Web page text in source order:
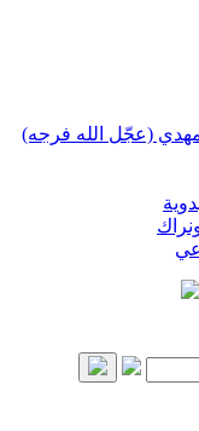
(عجّل الله فرجه)